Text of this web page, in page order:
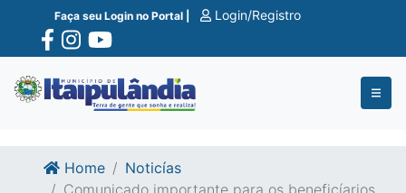
Ir para o conte�do
Ir para o fim do conte�do
Faça seu Login no Portal | Login/Registro
Home
Noticías
Comunicado importante para os beneficíarios